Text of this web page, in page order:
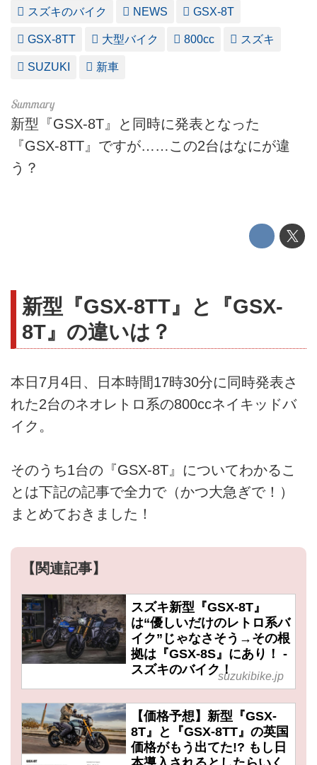
スズキのバイク NEWS GSX-8T
GSX-8TT 大型バイク 800cc スズキ
SUZUKI 新車
新型『GSX-8T』と同時に発表となった
『GSX-8TT』ですが……この2台はなにが違
う？
新型『GSX-8TT』と『GSX-
8T』の違いは？
本日7月4日、日本時間17時30分に同時発表さ
れた2台のネオレトロ系の800ccネイキッドバ
イク。
そのうち1台の『GSX-8T』についてわかるこ
とは下記の記事で全力で（かつ大急ぎで！）
まとめておきました！
【関連記事】
スズキ新型『GSX-8T』
は“優しいだけのレトロ系バ
イク”じゃなさそう→その根
拠は『GSX-8S』にあり！ -
スズキのバイク！suzukibike.jp
【価格予想】新型『GSX-
8T』と『GSX-8TT』の英国
価格がもう出てた!? もし日